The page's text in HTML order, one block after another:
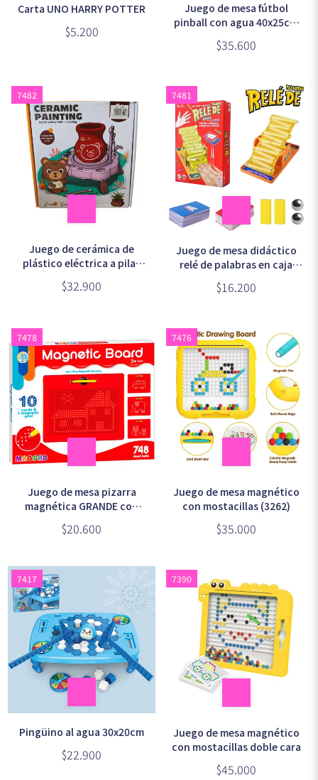
Carta UNO HARRY POTTER
$5.200
Juego de mesa fútbol
pinball con agua 40x25cm
$35.600
7482
Juego de cerámica de
plástico eléctrica a pilas
$32.900
7481
Juego de mesa didáctico
relé de palabras en caja
$16.200
7478
Juego de mesa pizarra
magnética GRANDE con
$20.600
7476
Juego de mesa magnético
con mostacillas (3262)
$35.000
7417
Pingüino al agua 30x20cm
$22.900
7390
Juego de mesa magnético
con mostacillas doble cara
$45.000